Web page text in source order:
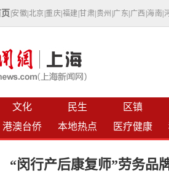
安徽 北京 |重庆 福建 |甘肃 贵州 广东 广西 海南
文化 民生 区镇
港澳台侨 本地热点 医疗健康
“闵行产后康复师”劳务品